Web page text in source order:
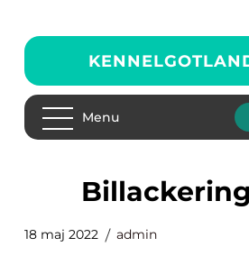
Menu
18 maj 2022 admin